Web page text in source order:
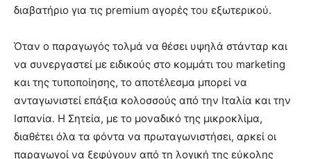
διαβατήριο για τις premium αγορές του εξωτερικού.
Όταν ο παραγωγός τολμά να θέσει υψηλά στάνταρ και
να συνεργαστεί με ειδικούς στο κομμάτι του marketing
και της τυποποίησης, το αποτέλεσμα μπορεί να
ανταγωνιστεί επάξια κολοσσούς από την Ιταλία και την
Ισπανία. Η Σητεία, με το μοναδικό της μικροκλίμα,
διαθέτει όλα τα φόντα να πρωταγωνιστήσει, αρκεί οι
παραγωγοί να ξεφύγουν από τη λογική της εύκολης